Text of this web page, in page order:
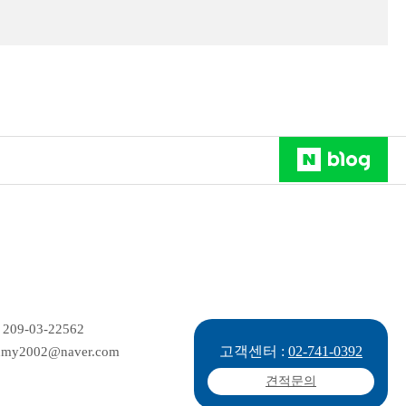
고객센터 : 02-741-0392
견적문의
03-22562